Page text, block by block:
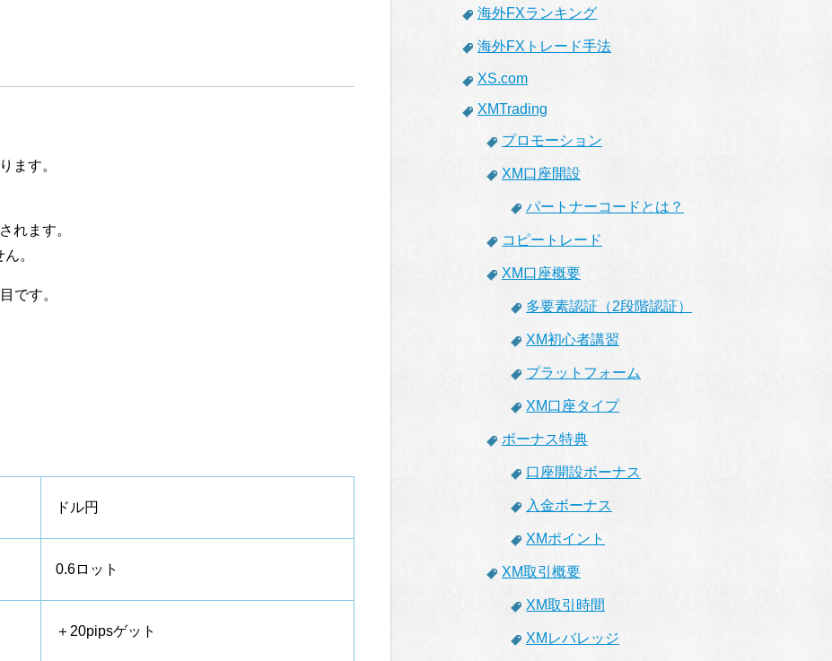
ます。
れます。
。
です。
ドル円
0.6ロット
＋20pipsゲット
海外FXランキング
海外FXトレード手法
XS.com
XMTrading
プロモーション
XM口座開設
パートナーコードとは？
コピートレード
XM口座概要
多要素認証（2段階認証）
XM初心者講習
プラットフォーム
XM口座タイプ
ボーナス特典
口座開設ボーナス
入金ボーナス
XMポイント
XM取引概要
XM取引時間
XMレバレッジ